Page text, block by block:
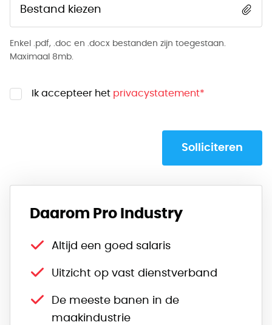
Bestand kiezen
Enkel .pdf, .doc en .docx bestanden zijn toegestaan.
Maximaal 8mb.
Ik accepteer het privacystatement*
Solliciteren
Daarom Pro Industry
Altijd een goed salaris
Uitzicht op vast dienstverband
De meeste banen in de
maakindustrie